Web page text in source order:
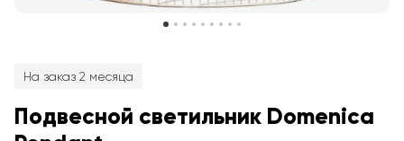
На заказ 2 месяца
Подвесной светильник Domenica